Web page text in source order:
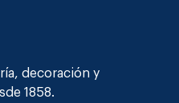
decoración y
1858.